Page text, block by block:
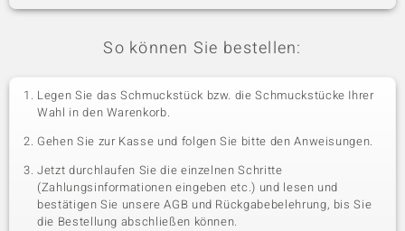
So können Sie bestellen:
Legen Sie das Schmuckstück bzw. die Schmuckstücke Ihrer
Wahl in den Warenkorb.
Gehen Sie zur Kasse und folgen Sie bitte den Anweisungen.
Jetzt durchlaufen Sie die einzelnen Schritte
(Zahlungsinformationen eingeben etc.) und lesen und
bestätigen Sie unsere AGB und Rückgabebelehrung, bis Sie
die Bestellung abschließen können.